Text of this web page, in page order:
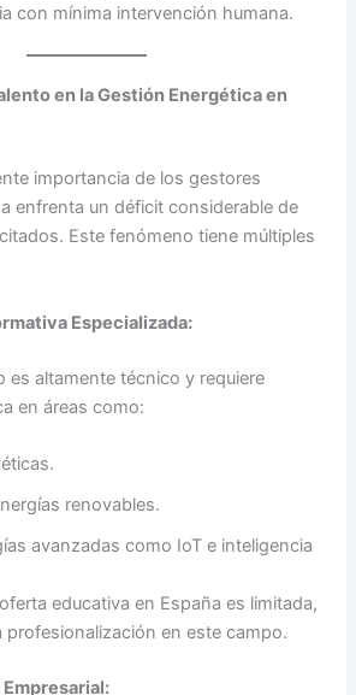
con mínima intervención humana.
en la Gestión Energética en
importancia de los gestores
enfrenta un déficit considerable de
Este fenómeno tiene múltiples
Especializada:
es altamente técnico y requiere
en áreas como:
renovables.
avanzadas como IoT e inteligencia
educativa en España es limitada,
profesionalización en este campo.